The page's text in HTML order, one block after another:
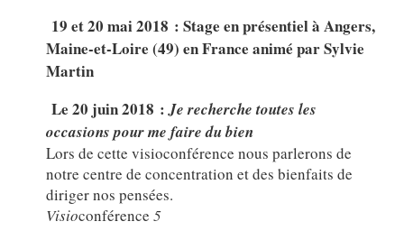
19 et 20 mai 2018 : Stage en présentiel à Angers,
Maine-et-Loire (49) en France animé par Sylvie
Martin
Le 20 juin 2018 :Je recherche toutes les
occasions pour me faire du bien
Lors de cette visioconférence nous parlerons de
notre centre de concentration et des bienfaits de
diriger nos pensées.
Visioconférence 5